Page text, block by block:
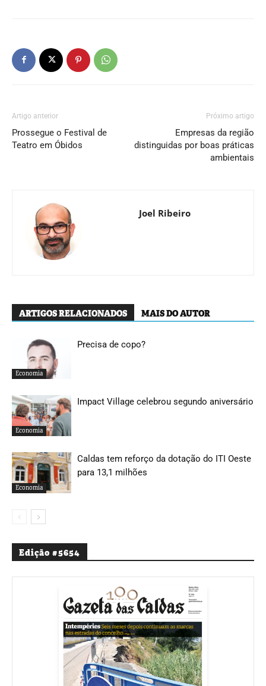
Artigo anterior
Prossegue o Festival de
Teatro em Óbidos
Próximo artigo
Empresas da região
distinguidas por boas práticas
ambientais
Joel Ribeiro
ARTIGOS RELACIONADOS MAIS DO AUTOR
Economia
Precisa de copo?
Economia
Impact Village celebrou segundo aniversário
Economia
Caldas tem reforço da dotação do ITI Oeste
para 13,1 milhões
Edição #5654